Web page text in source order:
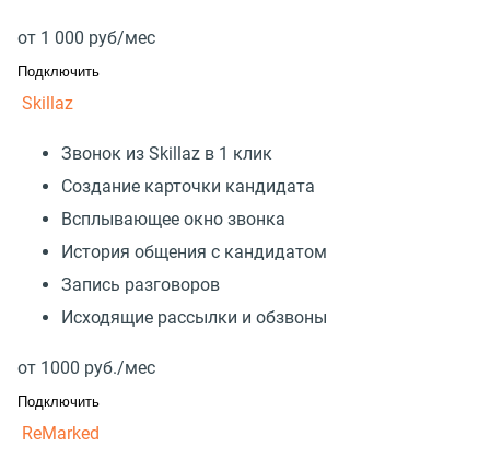
от 1 000 руб/мес
Подключить
Skillaz
Звонок из Skillaz в 1 клик
Создание карточки кандидата
Всплывающее окно звонка
История общения с кандидатом
Запись разговоров
Исходящие рассылки и обзвоны
от 1000 руб./мес
Подключить
ReMarked